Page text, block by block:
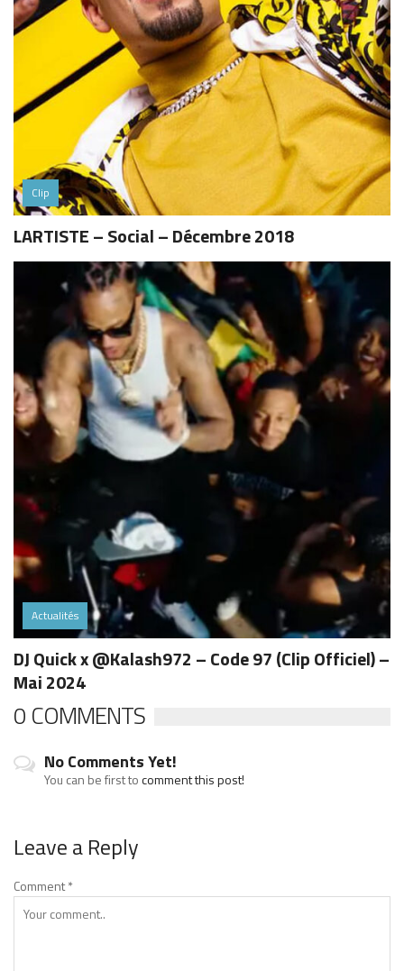
Clip
LARTISTE – Social – Décembre 2018
Actualités
DJ Quick x @Kalash972 – Code 97 (Clip Officiel) –
Mai 2024
0 COMMENTS
No Comments Yet!
You can be first tocomment this post!
Leave a Reply
Comment*